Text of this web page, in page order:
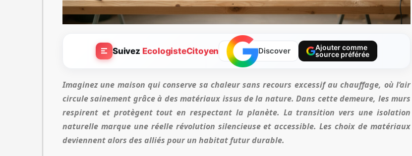
Suivez EcologisteCitoyen Discover
Ajouter comme
source préférée
Imaginez une maison qui conserve sa chaleur sans recours excessif au chauffage, où l’air
circule sainement grâce à des matériaux issus de la nature. Dans cette demeure, les murs
respirent et protègent tout en respectant la planète. La transition vers une isolation
naturelle marque une réelle révolution silencieuse et accessible. Les choix de matériaux
deviennent alors des alliés pour un habitat futur durable.